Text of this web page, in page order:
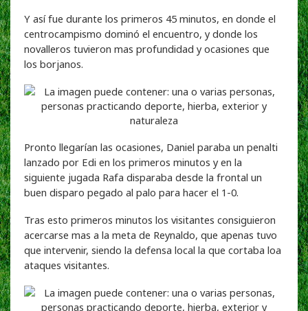
Y así fue durante los primeros 45 minutos, en donde el
centrocampismo dominó el encuentro, y donde los
novalleros tuvieron mas profundidad y ocasiones que
los borjanos.
Pronto llegarían las ocasiones, Daniel paraba un penalti
lanzado por Edi en los primeros minutos y en la
siguiente jugada Rafa disparaba desde la frontal un
buen disparo pegado al palo para hacer el 1-0.
Tras esto primeros minutos los visitantes consiguieron
acercarse mas a la meta de Reynaldo, que apenas tuvo
que intervenir, siendo la defensa local la que cortaba loa
ataques visitantes.